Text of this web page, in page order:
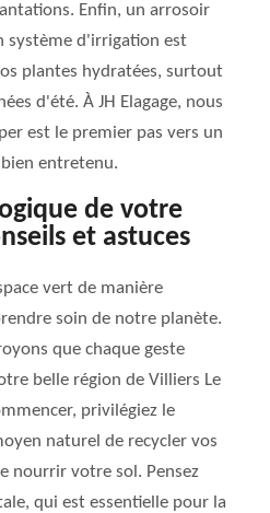
Enfin, un arrosoir
système d'irrigation est
plantes hydratées, surtout
d'été. À JH Elagage, nous
est le premier pas vers un
entretenu.
de votre
et astuces
vert de manière
soin de notre planète.
que chaque geste
belle région de Villiers Le
privilégiez le
naturel de recycler vos
nourrir votre sol. Pensez
qui est essentielle pour la